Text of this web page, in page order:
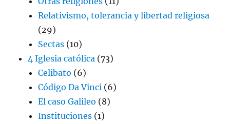
Relativismo, tolerancia y libertad religiosa
(29)
Sectas (10)
4 Iglesia católica (73)
Celibato (6)
Código Da Vinci (6)
El caso Galileo (8)
Instituciones (1)